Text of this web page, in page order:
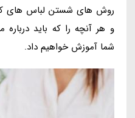
روش های شستن لباس های
و هر آنچه را که باید درباره
شما آموزش خواهیم داد.